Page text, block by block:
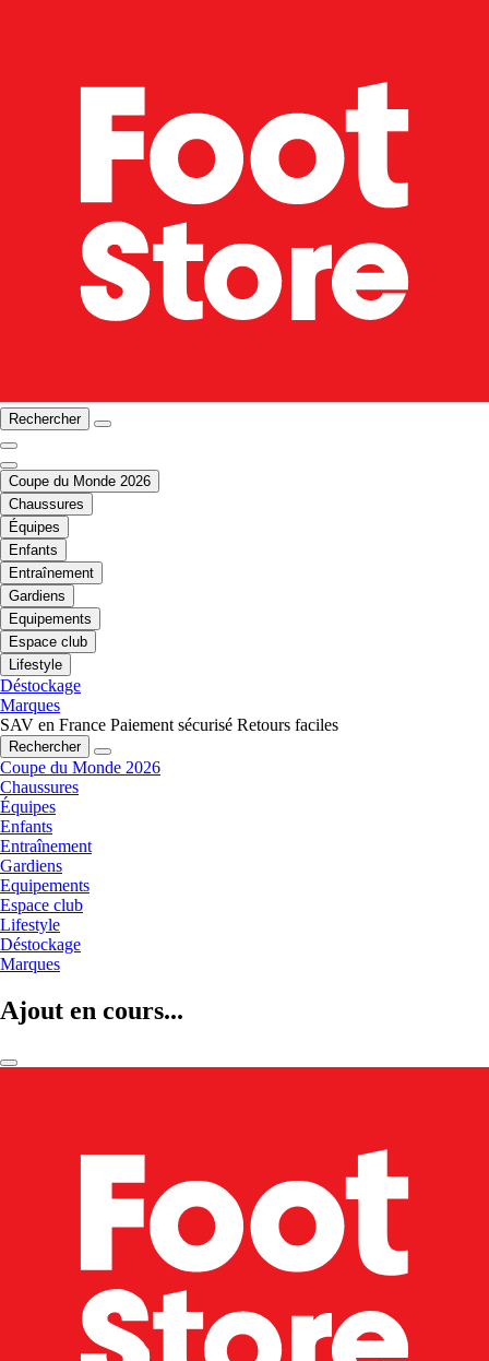
Rechercher
Coupe du Monde 2026
Chaussures
Équipes
Enfants
Entraînement
Gardiens
Equipements
Espace club
Lifestyle
Déstockage
Marques
SAV en France Paiement sécurisé Retours faciles
Rechercher
Coupe du Monde 2026
Chaussures
Équipes
Enfants
Entraînement
Gardiens
Equipements
Espace club
Lifestyle
Déstockage
Marques
Ajout en cours...